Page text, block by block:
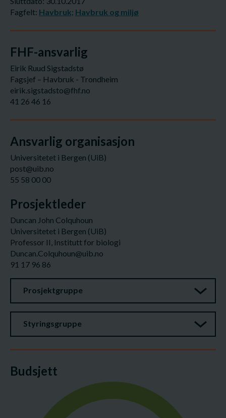
Fagfelt: Havbruk; Havbruk og miljø
FHF-ansvarlig
Eirik Ruud Sigstadstø
Fagsjef – Havbruk - Trondheim
eirik.sigstadsto@fhf.no
41 26 46 16
Ansvarlig organisasjon
Universitetet i Bergen (UiB)
post@uib.no
55 58 00 00
Prosjektleder
Duncan John Colquhoun
Universitetet i Bergen (UiB)
Professor II, Institutt for biologi
Duncan.Colquhoun@uib.no
91 17 96 86
Prosjektgruppe
Styringsgruppe
Budsjett